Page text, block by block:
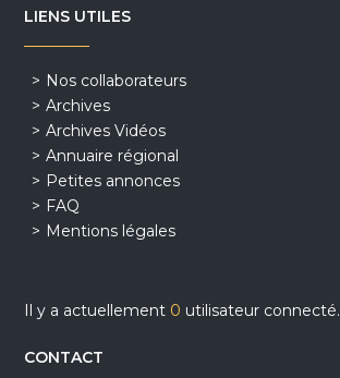
LIENS UTILES
Nos collaborateurs
Archives
Archives Vidéos
Annuaire régional
Petites annonces
FAQ
Mentions légales
Il y a actuellement 0 utilisateur connecté.
CONTACT